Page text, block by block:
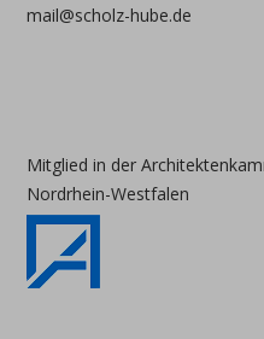
mail@scholz-hube.de
Mitglied in der
Nordrhein-Westfalen